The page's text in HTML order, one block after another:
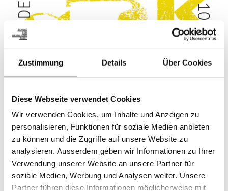
Zustimmung Details Über Cookies
Diese Webseite verwendet Cookies
Wir verwenden Cookies, um Inhalte und Anzeigen zu
personalisieren, Funktionen für soziale Medien anbieten
zu können und die Zugriffe auf unsere Website zu
analysieren. Ausserdem geben wir Informationen zu Ihrer
Verwendung unserer Website an unsere Partner für
soziale Medien, Werbung und Analysen weiter. Unsere
Partner führen diese Informationen möglicherweise mit